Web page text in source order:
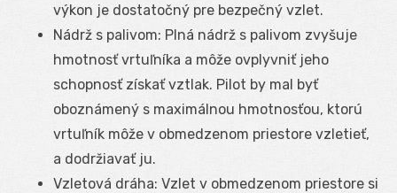
výkon je dostatočný pre bezpečný vzlet.
Nádrž s palivom: Plná nádrž s palivom zvyšuje
hmotnosť vrtuľníka a môže ovplyvniť jeho
schopnosť získať vztlak. Pilot by mal byť
oboznámený s maximálnou hmotnosťou, ktorú
vrtuľník môže v obmedzenom priestore vzletieť,
a dodržiavať ju.
Vzletová dráha: Vzlet v obmedzenom priestore si